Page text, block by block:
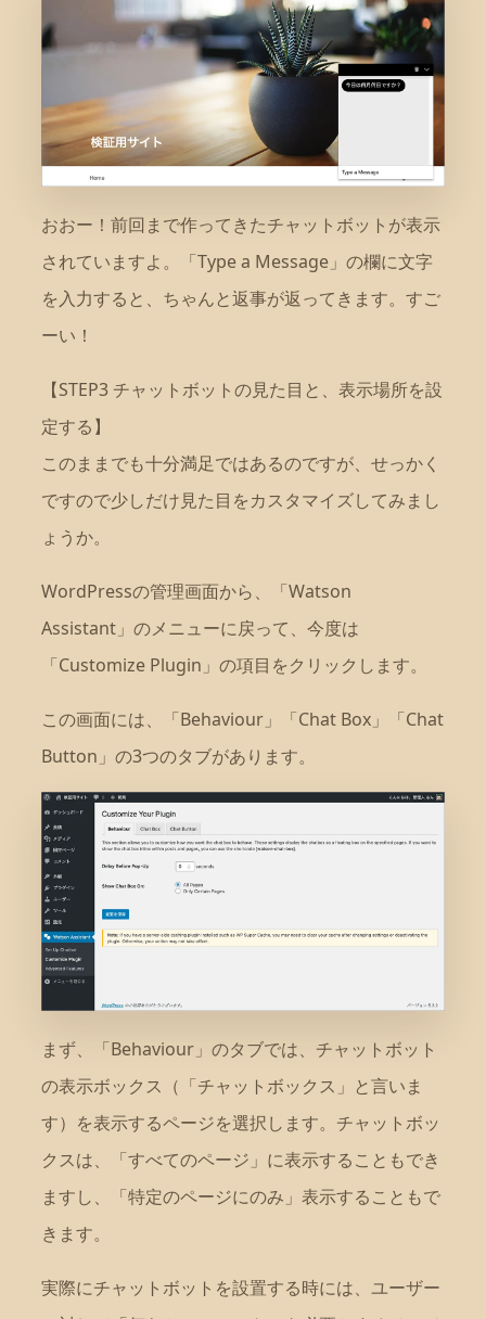
おおー！前回まで作ってきたチャットボットが表示
されていますよ。「Type a Message」の欄に文字
を入力すると、ちゃんと返事が返ってきます。すご
ーい！
【STEP3 チャットボットの見た目と、表示場所を設
定する】
このままでも十分満足ではあるのですが、せっかく
ですので少しだけ見た目をカスタマイズしてみまし
ょうか。
WordPressの管理画面から、「Watson
Assistant」のメニューに戻って、今度は
「Customize Plugin」の項目をクリックします。
この画面には、「Behaviour」「Chat Box」「Chat
Button」の3つのタブがあります。
まず、「Behaviour」のタブでは、チャットボット
の表示ボックス（「チャットボックス」と言いま
す）を表示するページを選択します。チャットボッ
クスは、「すべてのページ」に表示することもでき
ますし、「特定のページにのみ」表示することもで
きます。
実際にチャットボットを設置する時には、ユーザー